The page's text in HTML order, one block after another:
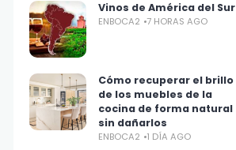
Vinos de América del Sur
ENBOCA2 7 HORAS AGO
Cómo recuperar el brillo
de los muebles de la
cocina de forma natural
sin dañarlos
ENBOCA2 1 DÍA AGO